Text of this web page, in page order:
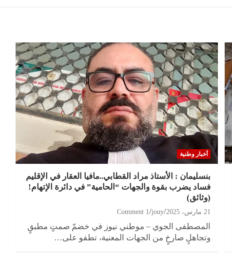
أخبار وطنية
بنسليمان : الأستاذ مراد القطابي..مافيا العقار في الإقليم
فساد يضرب بقوة والجهات “الحامية” في دائرة الإتهام!
(وثائق)
21 مارس، 2025 jouy
1 Comment
المصطفى الجوي – موطني نيوز في خضمّ صمتٍ مطبقٍ
وتجاهلٍ صارخٍ من الجهات المعنية، تطفو على…